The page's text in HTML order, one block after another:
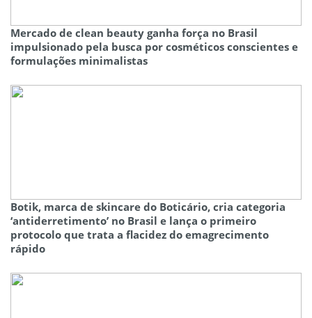
Mercado de clean beauty ganha força no Brasil
impulsionado pela busca por cosméticos conscientes e
formulações minimalistas
Botik, marca de skincare do Boticário, cria categoria
‘antiderretimento’ no Brasil e lança o primeiro
protocolo que trata a flacidez do emagrecimento
rápido